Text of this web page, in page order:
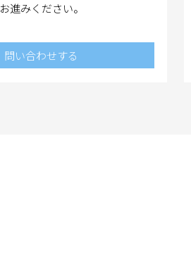
お進みください。
問い合わせする